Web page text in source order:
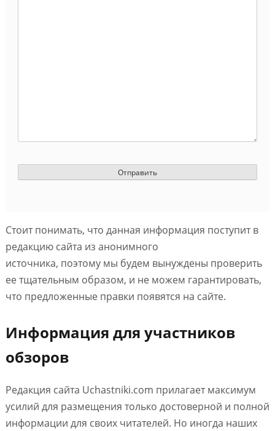
Стоит понимать, что данная информация поступит в
редакцию сайта из анонимного
источника, поэтому мы будем вынуждены проверить
ее тщательным образом, и не можем гарантировать,
что предложенные правки появятся на сайте.
Информация для участников
обзоров
Редакция сайта Uchastniki.com прилагает максимум
усилий для размещения только достоверной и полной
информации для своих читателей. Но иногда наших